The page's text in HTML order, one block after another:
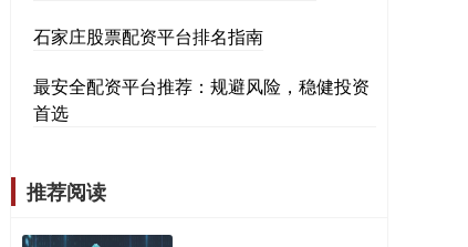
石家庄股票配资平台排名指南
最安全配资平台推荐：规避风险，稳健投资
首选
推荐阅读